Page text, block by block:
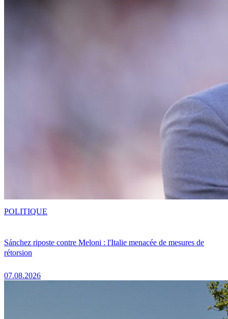
Sánchez riposte contre Meloni : l'Italie menacée de mesures de
rétorsion
07.08.2026
POLITIQUE